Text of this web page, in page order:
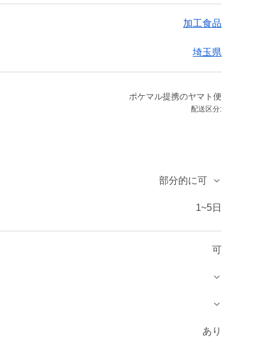
加工食品
埼玉県
ポケマル提携のヤマト便
配送区分:
部分的に可
1~5日
可
あり